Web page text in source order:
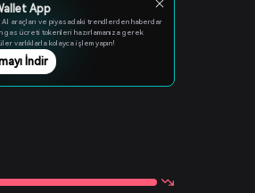
App
AI araçları ve piyasadaki trendlerden haberdar
gas ücreti tokenleri hazırlamanıza gerek
varlıklarla kolayca işlem yapın!
İndir